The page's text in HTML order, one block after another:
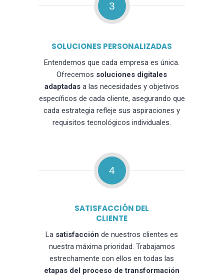
3
SOLUCIONES PERSONALIZADAS
Entendemos que cada empresa es única.
Ofrecemos soluciones digitales
adaptadas a las necesidades y objetivos
específicos de cada cliente, asegurando que
cada estrategia refleje sus aspiraciones y
requisitos tecnológicos individuales.
4
SATISFACCIÓN DEL
CLIENTE
La satisfacción de nuestros clientes es
nuestra máxima prioridad. Trabajamos
estrechamente con ellos en todas las
etapas del proceso de transformación